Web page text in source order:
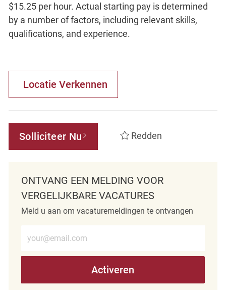
$15.25 per hour. Actual starting pay is determined
by a number of factors, including relevant skills,
qualifications, and experience.
Locatie Verkennen
Solliciteer Nu Redden
ONTVANG EEN MELDING VOOR
VERGELIJKBARE VACATURES
Meld u aan om vacaturemeldingen te ontvangen
Activeren